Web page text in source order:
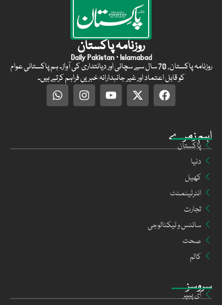
سروسز
ای پیپر
اہم زمرے
پاکستان
دنیا
کھیل
انٹرٹینمنٹ
تجارت
سائنس و ٹیکنالوجی
صحت
کالم
روزنامہ پاکستان
Daily Pakistan · Islamabad
روزنامہ پاکستان, 70 سال سے سچائی اور دیانتداری کی آواز۔ ہم پاکستانی عوام
کو قابل اعتماد اور غیر جانبدارانہ خبریں فراہم کرتے ہیں۔